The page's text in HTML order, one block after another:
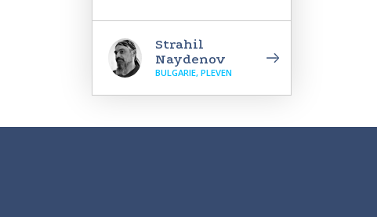
Strahil
Naydenov
BULGARIE, PLEVEN